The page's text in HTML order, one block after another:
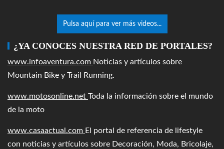
Pulsa aquí para ver más videos...
¿YA CONOCES NUESTRA RED DE PORTALES?
www.infoaventura.com Noticias y artículos sobre
Mountain Bike y Trail Running.
www.motosonline.net Toda la información sobre el mundo
de la moto
www.casaactual.com El portal de referencia de lifestyle
con noticias y artículos sobre Decoración, Moda, Bricolaje,